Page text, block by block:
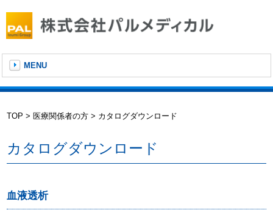
MENU
TOP 医療関係者の方 カタログダウンロード
カタログダウンロード
血液透析